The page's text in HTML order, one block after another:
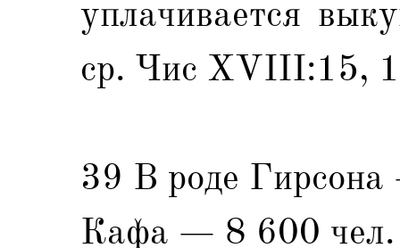
уплачивается
ср. Чис ХVIII:15,
39 В роде
Кафа — 8 600 чел.